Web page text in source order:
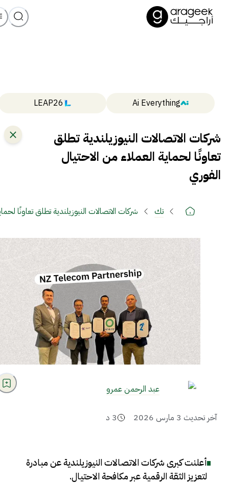
Ai Everything
LEAP26
شركات الاتصالات النيوزيلندية تطلق
تعاونًا لحماية العملاء من الاحتيال
الفوري
تك شركات الاتصالات النيوزيلندية تطلق تعاونًا
عبد الرحمن عمرو
آخر تحديث 3 مارس 2026 3 د
أعلنت كبرى شركات الاتصالات النيوزيلندية عن مبادرة
لتعزيز الثقة الرقمية عبر مكافحة الاحتيال.